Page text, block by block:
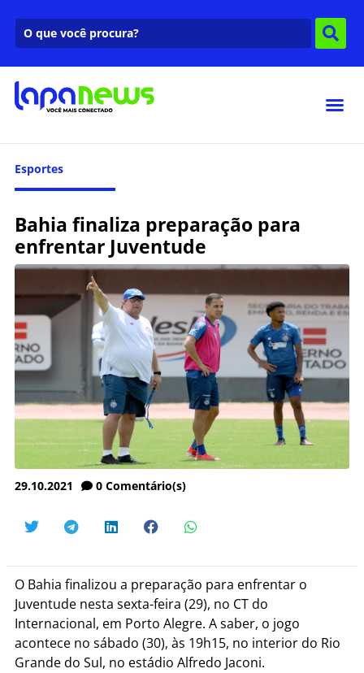
Esportes
Bahia finaliza preparação para
enfrentar Juventude
29.10.2021 0 Comentário(s)
O Bahia finalizou a preparação para enfrentar o
Juventude nesta sexta-feira (29), no CT do
Internacional, em Porto Alegre. A saber, o jogo
acontece no sábado (30), às 19h15, no interior do Rio
Grande do Sul, no estádio Alfredo Jaconi.